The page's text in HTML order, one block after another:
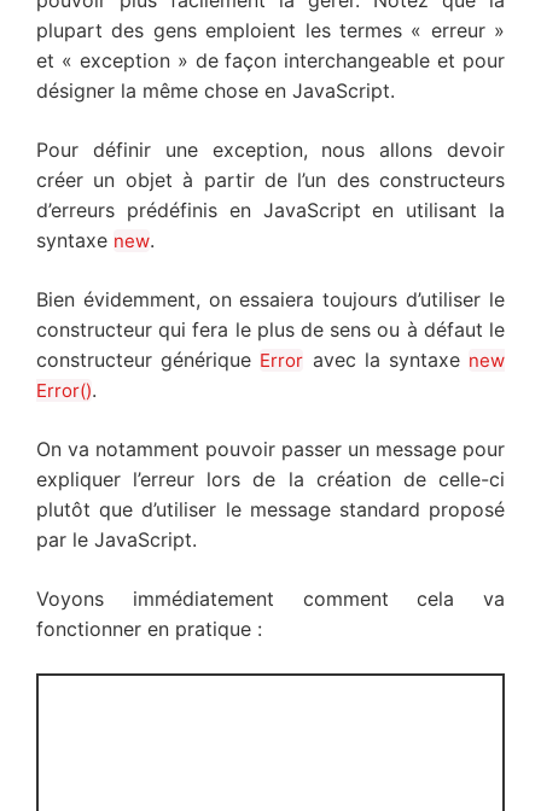
plupart des gens emploient les termes « erreur »
et « exception » de façon interchangeable et pour
désigner la même chose en JavaScript.
Pour définir une exception, nous allons devoir
créer un objet à partir de l’un des constructeurs
d’erreurs prédéfinis en JavaScript en utilisant la
syntaxe new.
Bien évidemment, on essaiera toujours d’utiliser le
constructeur qui fera le plus de sens ou à défaut le
constructeur générique Error avec la syntaxe new
Error().
On va notamment pouvoir passer un message pour
expliquer l’erreur lors de la création de celle-ci
plutôt que d’utiliser le message standard proposé
par le JavaScript.
Voyons immédiatement comment cela va
fonctionner en pratique :